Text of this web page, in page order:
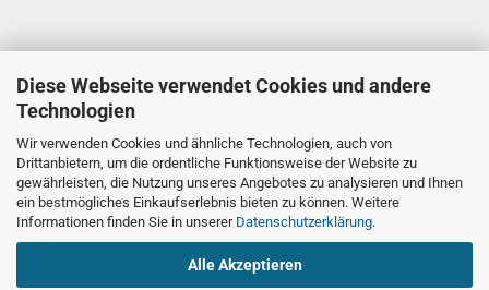
Diese Webseite verwendet Cookies und andere
Technologien
Wir verwenden Cookies und ähnliche Technologien, auch von
Drittanbietern, um die ordentliche Funktionsweise der Website zu
gewährleisten, die Nutzung unseres Angebotes zu analysieren und Ihnen
ein bestmögliches Einkaufserlebnis bieten zu können. Weitere
Informationen finden Sie in unserer Datenschutzerklärung.
Alle Akzeptieren